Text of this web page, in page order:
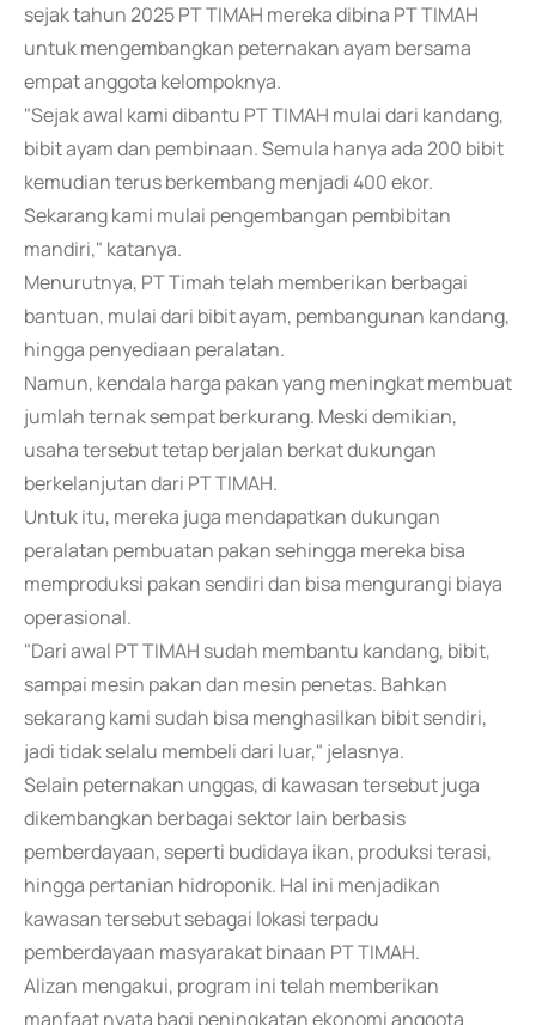
sejak tahun 2025 PT TIMAH mereka dibina PT TIMAH
untuk mengembangkan peternakan ayam bersama
empat anggota kelompoknya.
"Sejak awal kami dibantu PT TIMAH mulai dari kandang,
bibit ayam dan pembinaan. Semula hanya ada 200 bibit
kemudian terus berkembang menjadi 400 ekor.
Sekarang kami mulai pengembangan pembibitan
mandiri," katanya.
Menurutnya, PT Timah telah memberikan berbagai
bantuan, mulai dari bibit ayam, pembangunan kandang,
hingga penyediaan peralatan.
Namun, kendala harga pakan yang meningkat membuat
jumlah ternak sempat berkurang. Meski demikian,
usaha tersebut tetap berjalan berkat dukungan
berkelanjutan dari PT TIMAH.
Untuk itu, mereka juga mendapatkan dukungan
peralatan pembuatan pakan sehingga mereka bisa
memproduksi pakan sendiri dan bisa mengurangi biaya
operasional.
"Dari awal PT TIMAH sudah membantu kandang, bibit,
sampai mesin pakan dan mesin penetas. Bahkan
sekarang kami sudah bisa menghasilkan bibit sendiri,
jadi tidak selalu membeli dari luar," jelasnya.
Selain peternakan unggas, di kawasan tersebut juga
dikembangkan berbagai sektor lain berbasis
pemberdayaan, seperti budidaya ikan, produksi terasi,
hingga pertanian hidroponik. Hal ini menjadikan
kawasan tersebut sebagai lokasi terpadu
pemberdayaan masyarakat binaan PT TIMAH.
Alizan mengakui, program ini telah memberikan
manfaat nyata bagi peningkatan ekonomi anggota